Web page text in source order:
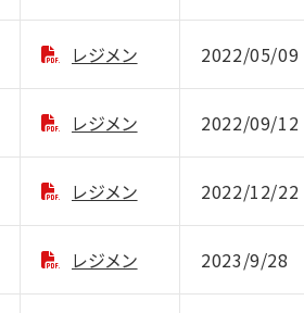
レジメン 2022/05/09
レジメン 2022/09/12
レジメン 2022/12/22
レジメン 2023/9/28